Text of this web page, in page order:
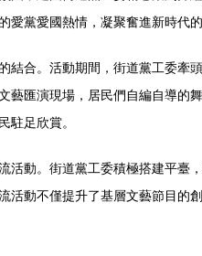
黨愛國熱情，凝聚奮進新時代的
合。活動期間，街道黨工委牽
匯演現場，居民們自編自導
駐足欣賞。
動。街道黨工委積極搭建平
動不僅提升了基層文藝節目